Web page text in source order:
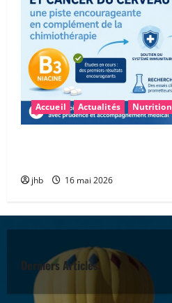
Accueil Actualités Nutrition
jhb 16 mai 2026
Derniers Articles